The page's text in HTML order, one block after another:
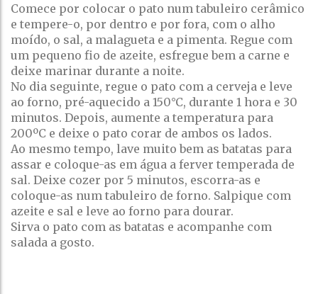
Comece por colocar o pato num tabuleiro cerâmico
e tempere-o, por dentro e por fora, com o alho
moído, o sal, a malagueta e a pimenta. Regue com
um pequeno fio de azeite, esfregue bem a carne e
deixe marinar durante a noite.
No dia seguinte, regue o pato com a cerveja e leve
ao forno, pré-aquecido a 150°C, durante 1 hora e 30
minutos. Depois, aumente a temperatura para
200ºC e deixe o pato corar de ambos os lados.
Ao mesmo tempo, lave muito bem as batatas para
assar e coloque-as em água a ferver temperada de
sal. Deixe cozer por 5 minutos, escorra-as e
coloque-as num tabuleiro de forno. Salpique com
azeite e sal e leve ao forno para dourar.
Sirva o pato com as batatas e acompanhe com
salada a gosto.